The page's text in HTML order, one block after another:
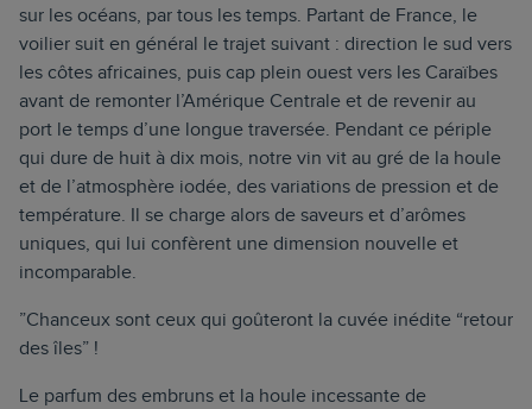
sur les océans, par tous les temps. Partant de France, le
voilier suit en général le trajet suivant : direction le sud vers
les côtes africaines, puis cap plein ouest vers les Caraïbes
avant de remonter l’Amérique Centrale et de revenir au
port le temps d’une longue traversée. Pendant ce périple
qui dure de huit à dix mois, notre vin vit au gré de la houle
et de l’atmosphère iodée, des variations de pression et de
température. Il se charge alors de saveurs et d’arômes
uniques, qui lui confèrent une dimension nouvelle et
incomparable.
”Chanceux sont ceux qui goûteront la cuvée inédite “retour
des îles” !
Le parfum des embruns et la houle incessante de